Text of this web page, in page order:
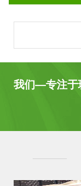
我们—专注于